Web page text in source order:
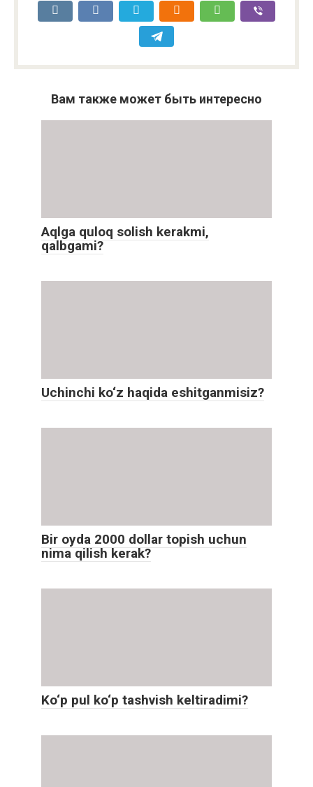
Вам также может быть интересно
Aqlga quloq solish kerakmi,
qalbgami?
Uchinchi ko‘z haqida eshitganmisiz?
Bir oyda 2000 dollar topish uchun
nima qilish kerak?
Ko‘p pul ko‘p tashvish keltiradimi?